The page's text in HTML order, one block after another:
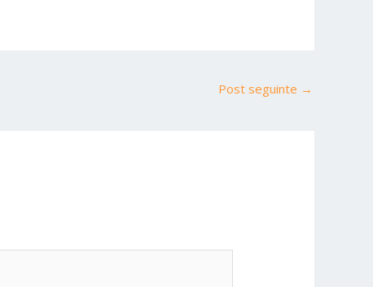
Post seguinte →